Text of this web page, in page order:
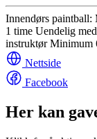
Innendørs paintball:
1 time Uendelig
instruktør Minimum
Nettside
Facebook
Her kan